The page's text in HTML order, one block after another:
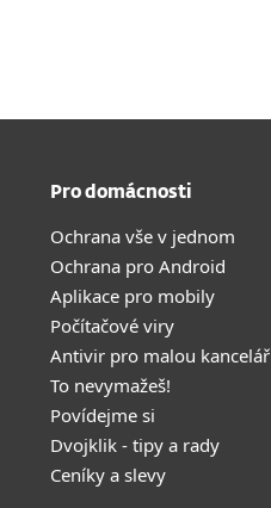
Pro domácnosti
Ochrana vše v jednom
Ochrana pro Android
Aplikace pro mobily
Počítačové viry
Antivir pro malou kancelář
To nevymažeš!
Povídejme si
Dvojklik - tipy a rady
Ceníky a slevy